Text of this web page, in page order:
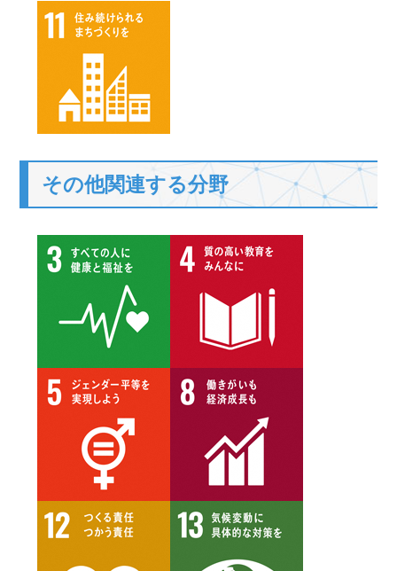
その他関連する分野